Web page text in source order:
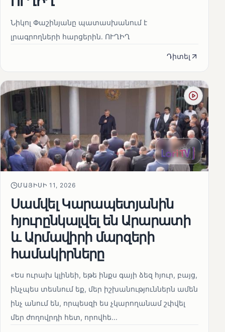
Նիկոլ Փաշինյանը պատասխանում է
լրագրողների հարցերին․ ՈՒՂԻՂ
Դիտել
ՄԱՅԻՍԻ 11, 2026
Սամվել Կարապետյանին
հյուրընկալվել են Արարատի
և Արմավիրի մարզերի
համակիրները
«Ես ուրախ կլինեի, եթե ինքս գայի ձեզ հյուր, բայց,
ինչպես տեսնում եք, մեր իշխանություններն ամեն
ինչ անում են, որպեսզի ես չկարողանամ շփվել
մեր ժողովրդի հետ, որովհե...